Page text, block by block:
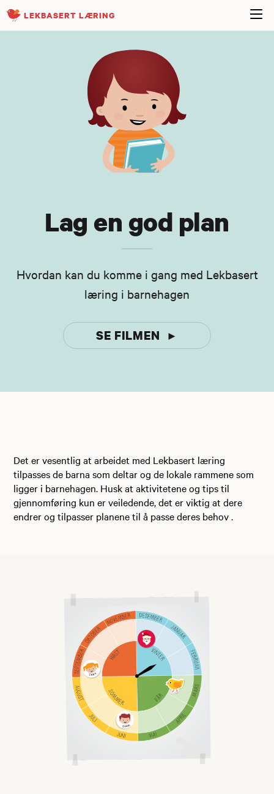
LEKBASERT LÆRING
Lag en god plan
Hvordan kan du komme i gang med Lekbasert
læring i barnehagen
SE FILMEN ►
Det er vesentlig at arbeidet med Lekbasert læring
tilpasses de barna som deltar og de lokale rammene som
ligger i barnehagen. Husk at aktivitetene og tips til
gjennomføring kun er veiledende, det er viktig at dere
endrer og tilpasser planene til å passe deres behov .